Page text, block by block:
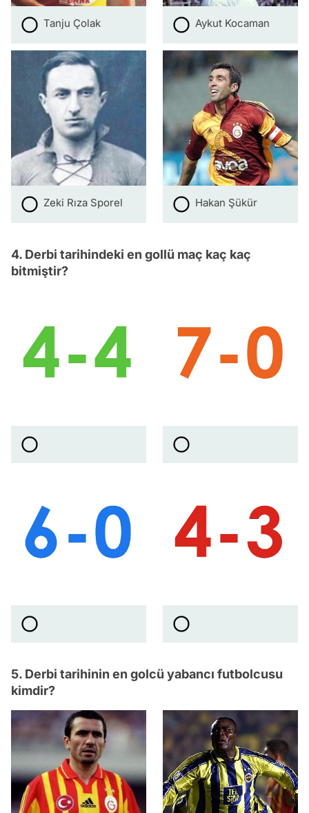
Tanju Çolak Aykut Kocaman
Zeki Rıza Sporel Hakan Şükür
4. Derbi tarihindeki en gollü maç kaç kaç
bitmiştir?
5. Derbi tarihinin en golcü yabancı futbolcusu
kimdir?